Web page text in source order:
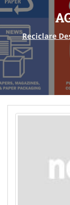
Reciclare